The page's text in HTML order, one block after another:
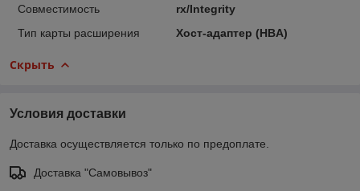
Совместимость
rx/Integrity
Тип карты расширения
Хост-адаптер (HBA)
Скрыть
Условия доставки
Доставка осуществляется только по предоплате.
Доставка "Самовывоз"